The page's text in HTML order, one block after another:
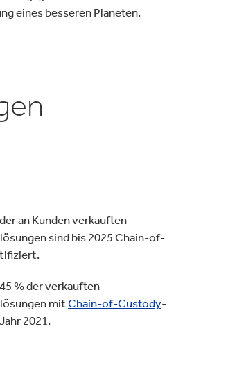
eines besseren Planeten.
an Kunden verkauften
sind bis 2025 Chain-of-
% der verkauften
mitChain-of-Custody-
2021.